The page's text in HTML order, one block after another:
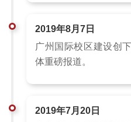
2019年8月7日
广州国际校区建设创
体重磅报道。
2019年7月20日